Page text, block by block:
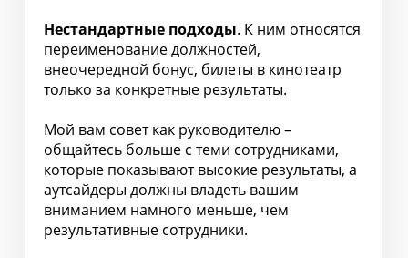
Нестандартные подходы. К ним относятся
переименование должностей,
внеочередной бонус, билеты в кинотеатр
только за конкретные результаты.
Мой вам совет как руководителю –
общайтесь больше с теми сотрудниками,
которые показывают высокие результаты, а
аутсайдеры должны владеть вашим
вниманием намного меньше, чем
результативные сотрудники.